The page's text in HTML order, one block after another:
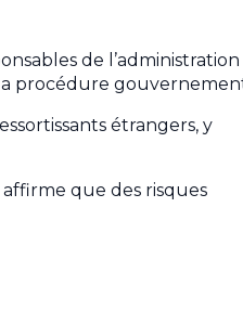
de l’administration
procédure
étrangers, y
que des risques